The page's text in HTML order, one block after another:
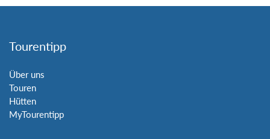
Tourentipp
Über uns
Touren
Hütten
MyTourentipp